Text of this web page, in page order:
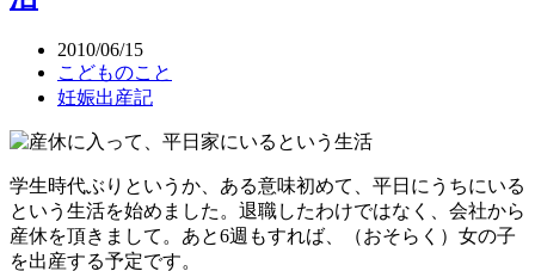
2010/06/15
こどものこと
妊娠出産記
学生時代ぶりというか、ある意味初めて、平日にうちにいる
という生活を始めました。退職したわけではなく、会社から
産休を頂きまして。あと6週もすれば、（おそらく）女の子
を出産する予定です。